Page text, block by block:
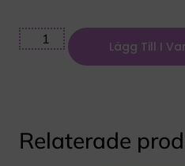
Lägg Till I
Relaterade